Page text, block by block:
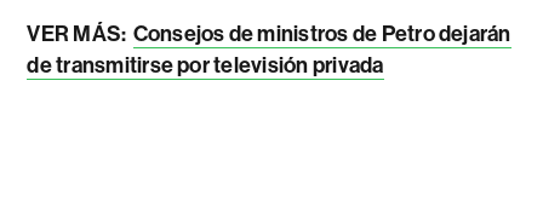
VER MÁS: Consejos de ministros de Petro dejarán
de transmitirse por televisión privada